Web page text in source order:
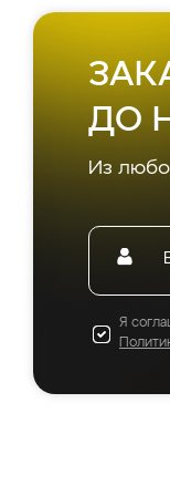
ДО
Из
Я